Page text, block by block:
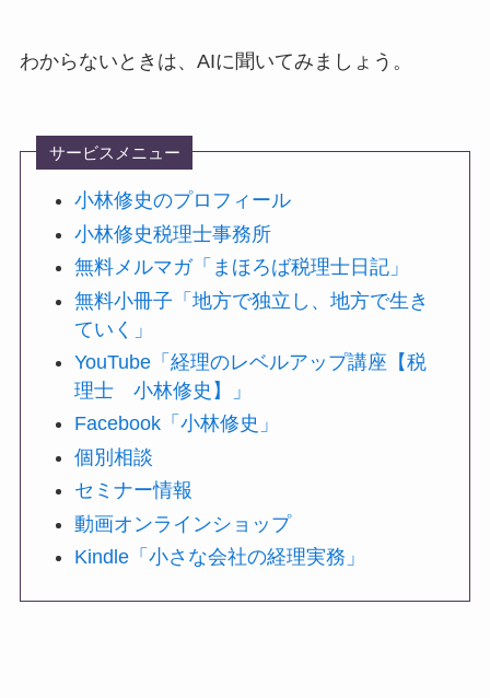
わからないときは、AIに聞いてみましょう。
サービスメニュー
小林修史のプロフィール
小林修史税理士事務所
無料メルマガ「まほろば税理士日記」
無料小冊子「地方で独立し、地方で生き
ていく」
YouTube「経理のレベルアップ講座【税
理士 小林修史】」
Facebook「小林修史」
個別相談
セミナー情報
動画オンラインショップ
Kindle「小さな会社の経理実務」